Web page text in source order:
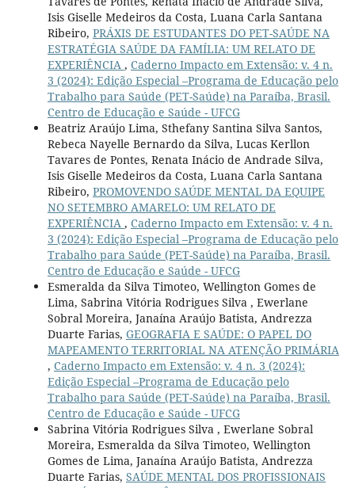
Isis Giselle Medeiros da Costa, Luana Carla Santana
Ribeiro, PRÁXIS DE ESTUDANTES DO PET-SAÚDE NA
ESTRATÉGIA SAÚDE DA FAMÍLIA: UM RELATO DE
EXPERIÊNCIA , Caderno Impacto em Extensão: v. 4 n.
3 (2024): Edição Especial –Programa de Educação pelo
Trabalho para Saúde (PET-Saúde) na Paraíba, Brasil.
Centro de Educação e Saúde - UFCG
Beatriz Araújo Lima, Sthefany Santina Silva Santos,
Rebeca Nayelle Bernardo da Silva, Lucas Kerllon
Tavares de Pontes, Renata Inácio de Andrade Silva,
Isis Giselle Medeiros da Costa, Luana Carla Santana
Ribeiro, PROMOVENDO SAÚDE MENTAL DA EQUIPE
NO SETEMBRO AMARELO: UM RELATO DE
EXPERIÊNCIA , Caderno Impacto em Extensão: v. 4 n.
3 (2024): Edição Especial –Programa de Educação pelo
Trabalho para Saúde (PET-Saúde) na Paraíba, Brasil.
Centro de Educação e Saúde - UFCG
Esmeralda da Silva Timoteo, Wellington Gomes de
Lima, Sabrina Vitória Rodrigues Silva , Ewerlane
Sobral Moreira, Janaína Araújo Batista, Andrezza
Duarte Farias, GEOGRAFIA E SAÚDE: O PAPEL DO
MAPEAMENTO TERRITORIAL NA ATENÇÃO PRIMÁRIA
, Caderno Impacto em Extensão: v. 4 n. 3 (2024):
Edição Especial –Programa de Educação pelo
Trabalho para Saúde (PET-Saúde) na Paraíba, Brasil.
Centro de Educação e Saúde - UFCG
Sabrina Vitória Rodrigues Silva , Ewerlane Sobral
Moreira, Esmeralda da Silva Timoteo, Wellington
Gomes de Lima, Janaína Araújo Batista, Andrezza
Duarte Farias, SAÚDE MENTAL DOS PROFISSIONAIS